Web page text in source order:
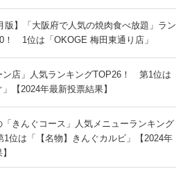
版】「大阪府で人気の焼肉食べ放題」ラン
！ 1位は「OKOGE 梅田東通り店」
ン店」人気ランキングTOP26！ 第1位は
」【2024年最新投票結果】
「きんぐコース」人気メニューランキング
位は「【名物】きんぐカルビ」【2024年